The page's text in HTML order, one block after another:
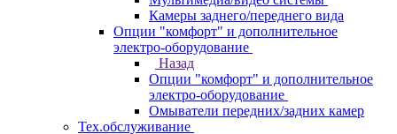
Камеры заднего/переднего вида
Опции "комфорт" и дополнительное
электро-оборудование
Назад
Опции "комфорт" и дополнительное
электро-оборудование
Омыватели передних/задних камер
Тех.обслуживание